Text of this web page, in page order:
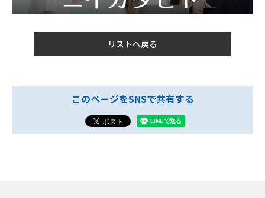
リストへ戻る
このページをSNSで共有する